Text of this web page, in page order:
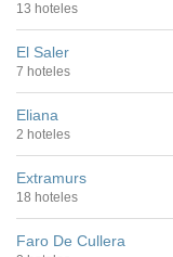
13 hoteles
El Saler
7 hoteles
Eliana
2 hoteles
Extramurs
18 hoteles
Faro De Cullera